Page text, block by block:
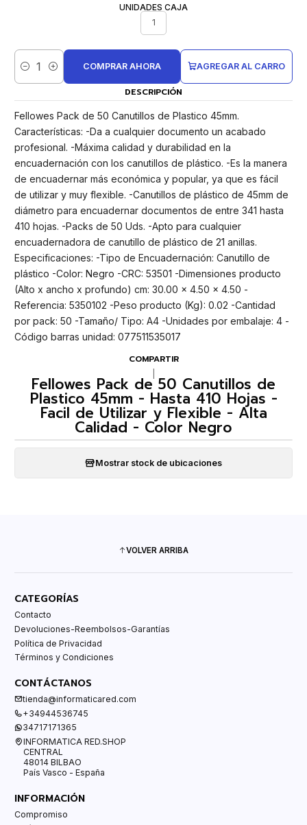
UNIDADES CAJA
1
Cantidad
AGREGAR AL CARRO
COMPRAR AHORA
DESCRIPCIÓN
Fellowes Pack de 50 Canutillos de Plastico 45mm.
Características: -Da a cualquier documento un acabado
profesional. -Máxima calidad y durabilidad en la
encuadernación con los canutillos de plástico. -Es la manera
de encuadernar más económica y popular, ya que es fácil
de utilizar y muy flexible. -Canutillos de plástico de 45mm de
diámetro para encuadernar documentos de entre 341 hasta
410 hojas. -Packs de 50 Uds. -Apto para cualquier
encuadernadora de canutillo de plástico de 21 anillas.
Especificaciones: -Tipo de Encuadernación: Canutillo de
plástico -Color: Negro -CRC: 53501 -Dimensiones producto
(Alto x ancho x profundo) cm: 30.00 x 4.50 x 4.50 -
Referencia: 5350102 -Peso producto (Kg): 0.02 -Cantidad
por pack: 50 -Tamaño/ Tipo: A4 -Unidades por embalaje: 4 -
Código barras unidad: 077511535017
COMPARTIR
Fellowes Pack de 50 Canutillos de
Plastico 45mm - Hasta 410 Hojas -
Facil de Utilizar y Flexible - Alta
Calidad - Color Negro
Mostrar stock de ubicaciones
VOLVER ARRIBA
CATEGORÍAS
Contacto
Devoluciones-Reembolsos-Garantías
Política de Privacidad
Términos y Condiciones
CONTÁCTANOS
tienda@informaticared.com
+34944536745
34717171365
INFORMATICA RED.SHOP
CENTRAL
48014 BILBAO
País Vasco - España
INFORMACIÓN
Compromiso